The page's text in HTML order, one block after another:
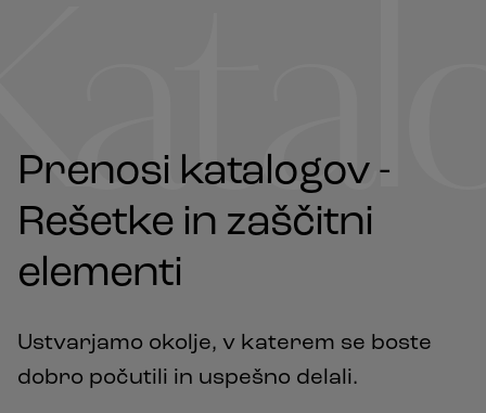
Prenosi katalogov -
Rešetke in zaščitni
elementi
Ustvarjamo okolje, v katerem se boste
dobro počutili in uspešno delali.